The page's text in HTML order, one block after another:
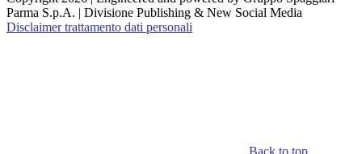
Parma S.p.A. | Divisione Publishing & New Social Media
Disclaimer trattamento dati personali
Back to top